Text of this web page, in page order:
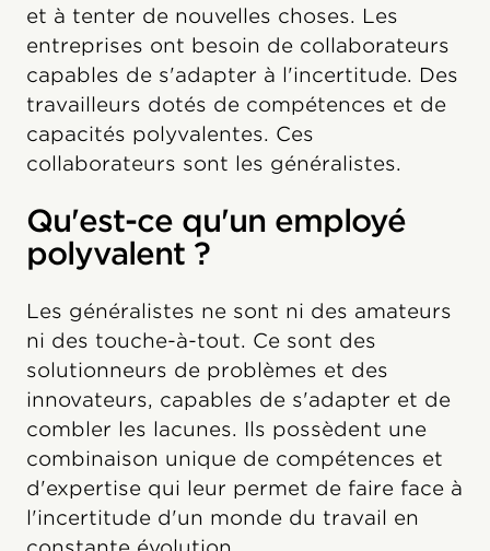
et à tenter de nouvelles choses. Les
entreprises ont besoin de collaborateurs
capables de s'adapter à l'incertitude. Des
travailleurs dotés de compétences et de
capacités polyvalentes. Ces
collaborateurs sont les généralistes.
Qu'est-ce qu'un employé
polyvalent ?
Les généralistes ne sont ni des amateurs
ni des touche-à-tout. Ce sont des
solutionneurs de problèmes et des
innovateurs, capables de s'adapter et de
combler les lacunes. Ils possèdent une
combinaison unique de compétences et
d'expertise qui leur permet de faire face à
l'incertitude d'un monde du travail en